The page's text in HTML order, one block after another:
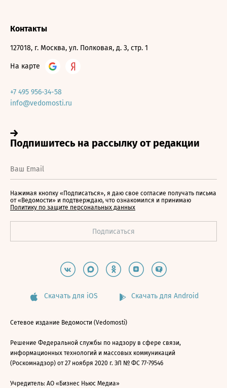
Контакты
127018, г. Москва, ул. Полковая, д. 3, стр. 1
На карте
+7 495 956-34-58
info@vedomosti.ru
Нажимая кнопку «Подписаться», я даю свое согласие получать письма
от «Ведомости» и подтверждаю, что ознакомился и принимаю
Политику по защите персональных данных
Скачать для iOS Скачать для Android
Сетевое издание Ведомости (Vedomosti)
Решение Федеральной службы по надзору в сфере связи,
информационных технологий и массовых коммуникаций
(Роскомнадзор) от 27 ноября 2020 г. ЭЛ № ФС 77-79546
Учредитель: АО «Бизнес Ньюс Медиа»